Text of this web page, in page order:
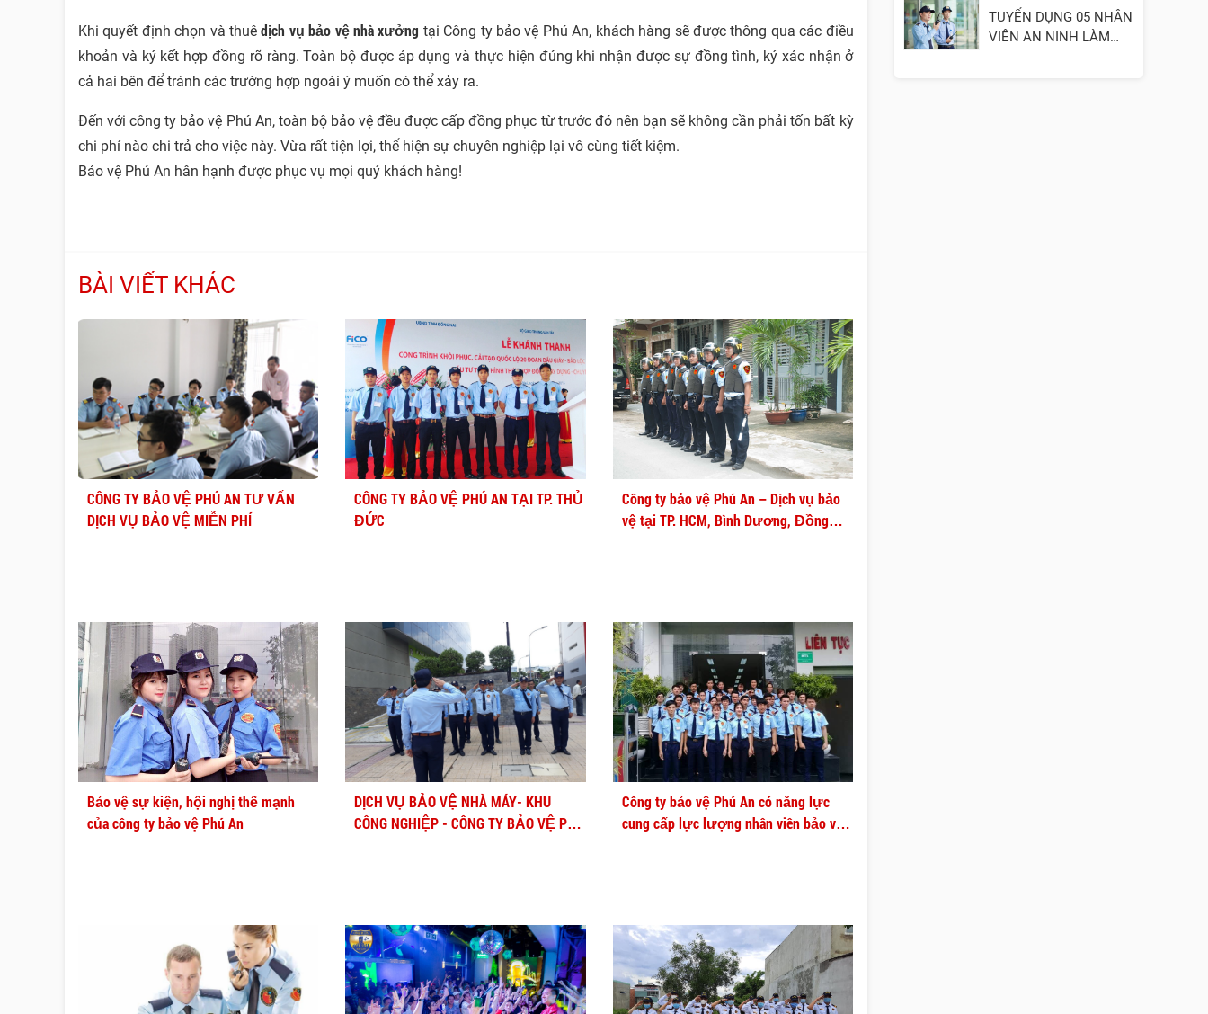
Khi quyết định chọn và thuêdịch vụ bảo vệ nhà xưởng tại Công ty bảo vệ Phú An, khách hàng sẽ được thông qua các điều
khoản và ký kết hợp đồng rõ ràng. Toàn bộ được áp dụng và thực hiện đúng khi nhận được sự đồng tình, ký xác nhận ở
cả hai bên để tránh các trường hợp ngoài ý muốn có thể xảy ra.
Đến với công ty bảo vệ Phú An, toàn bộ bảo vệ đều được cấp đồng phục từ trước đó nên bạn sẽ không cần phải tốn bất kỳ
chi phí nào chi trả cho việc này. Vừa rất tiện lợi, thể hiện sự chuyên nghiệp lại vô cùng tiết kiệm.
Bảo vệ Phú An hân hạnh được phục vụ mọi quý khách hàng!
BÀI VIẾT KHÁC
CÔNG TY BẢO VỆ PHÚ AN TƯ VẤN
DỊCH VỤ BẢO VỆ MIỄN PHÍ
CÔNG TY BẢO VỆ PHÚ AN TẠI TP. THỦ
ĐỨC
Công ty bảo vệ Phú An – Dịch vụ bảo
vệ tại TP. HCM, Bình Dương, Đồng
Bảo vệ sự kiện, hội nghị thế mạnh
của công ty bảo vệ Phú An
DỊCH VỤ BẢO VỆ NHÀ MÁY- KHU
CÔNG NGHIỆP - CÔNG TY BẢO VỆ PHÚ
Công ty bảo vệ Phú An có năng lực
cung cấp lực lượng nhân viên bảo vệ
TUYỂN DỤNG 05 NHÂN
VIÊN AN NINH LÀM